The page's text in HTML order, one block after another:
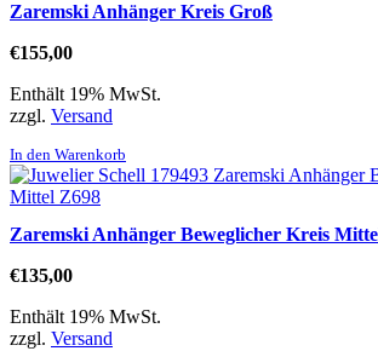
Zaremski Anhänger Kreis Groß
€155,00
Enthält 19% MwSt.
zzgl. Versand
In den Warenkorb
Zaremski Anhänger Beweglicher Kreis
€135,00
Enthält 19% MwSt.
zzgl. Versand